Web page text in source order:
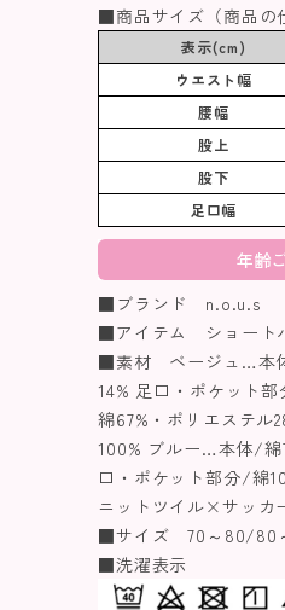
■商品サイズ（商品の
表示(cm)
ウエスト幅
腰幅
股上
股下
足口幅
年齢
■ブランド n.o.u.s
■アイテム ショート
■素材 ベージュ…本体
14% 足口・ポケット
綿67%・ポリエステル
100% ブルー…本体/綿
口・ポケット部分/綿
ニットツイル×サッカ
■サイズ 70～80/80
■洗濯表示